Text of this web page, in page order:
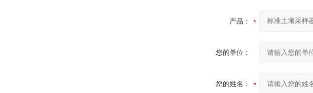
产品：
您的单位：
您的姓名：